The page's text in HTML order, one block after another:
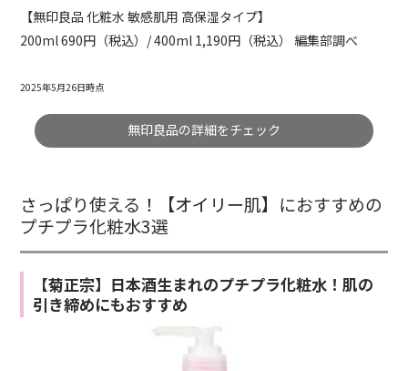
【無印良品 化粧水 敏感肌用 高保湿タイプ】
200ml 690円（税込）/ 400ml 1,190円（税込） 編集部調べ
2025年5月26日時点
無印良品の詳細をチェック
さっぱり使える！【オイリー肌】におすすめの
プチプラ化粧水3選
【菊正宗】日本酒生まれのプチプラ化粧水！肌の
引き締めにもおすすめ